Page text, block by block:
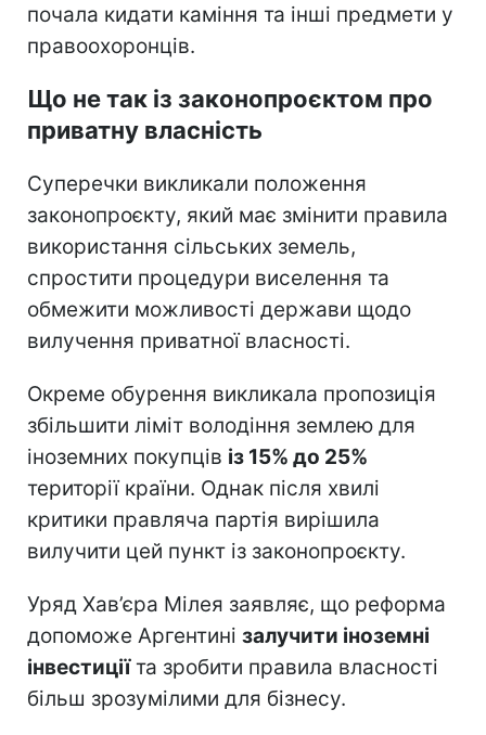
почала кидати каміння та інші предмети у
правоохоронців.
Що не так із законопроєктом про
приватну власність
Суперечки викликали положення
законопроєкту, який має змінити правила
використання сільських земель,
спростити процедури виселення та
обмежити можливості держави щодо
вилучення приватної власності.
Окреме обурення викликала пропозиція
збільшити ліміт володіння землею для
іноземних покупців із 15% до 25%
території країни. Однак після хвилі
критики правляча партія вирішила
вилучити цей пункт із законопроєкту.
Уряд Хав’єра Мілея заявляє, що реформа
допоможе Аргентині залучити іноземні
інвестиціїта зробити правила власності
більш зрозумілими для бізнесу.